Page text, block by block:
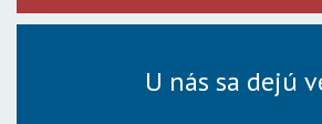
U nás sa dejú